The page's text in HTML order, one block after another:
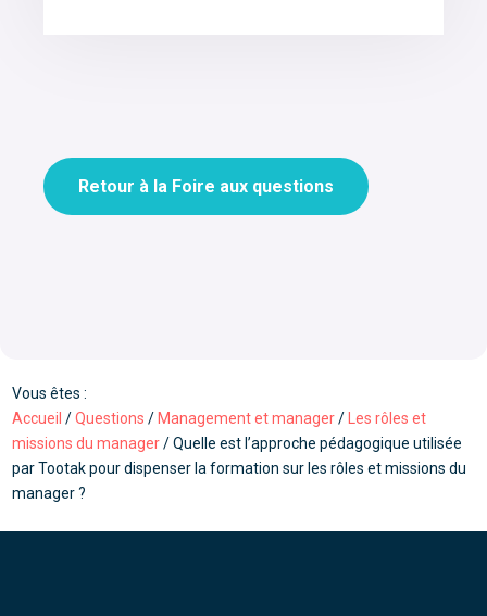
Retour à la Foire aux questions
Vous êtes :
Accueil / Questions / Management et manager / Les rôles et
missions du manager /Quelle est l’approche pédagogique utilisée
par Tootak pour dispenser la formation sur les rôles et missions du
manager ?